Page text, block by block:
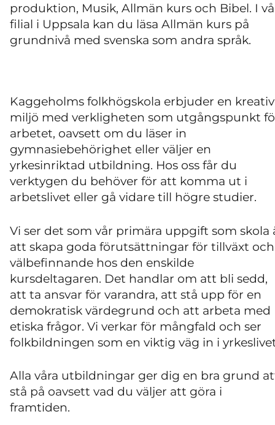
produktion, Musik, Allmän kurs och Bibel. I
filial i Uppsala kan du läsa Allmän kurs på
grundnivå med svenska som andra språk.
Kaggeholms folkhögskola erbjuder en kreativ
miljö med verkligheten som utgångspunkt
arbetet, oavsett om du läser in
gymnasiebehörighet eller väljer en
yrkesinriktad utbildning. Hos oss får du
verktygen du behöver för att komma ut i
arbetslivet eller gå vidare till högre studier.
Vi ser det som vår primära uppgift som skola
att skapa goda förutsättningar för tillväxt och
välbefinnande hos den enskilde
kursdeltagaren. Det handlar om att bli sedd,
att ta ansvar för varandra, att stå upp för en
demokratisk värdegrund och att arbeta med
etiska frågor. Vi verkar för mångfald och ser
folkbildningen som en viktig väg in i
Alla våra utbildningar ger dig en bra grund
stå på oavsett vad du väljer att göra i
framtiden.